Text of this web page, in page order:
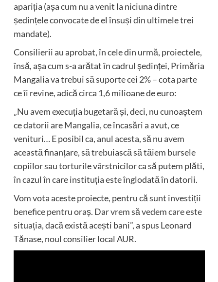
apariția (așa cum nu a venit la niciuna dintre
ședințele convocate de el însuși din ultimele trei
mandate).
Consilierii au aprobat, în cele din urmă, proiectele,
însă, așa cum s-a arătat în cadrul ședinței, Primăria
Mangalia va trebui să suporte cei 2% – cota parte
ce îi revine, adică circa 1,6 milioane de euro:
„Nu avem execuția bugetară și, deci, nu cunoaștem
ce datorii are Mangalia, ce încasări a avut, ce
venituri… E posibil ca, anul acesta, să nu avem
această finanțare, să trebuiască să tăiem bursele
copiilor sau torturile vârstnicilor ca să putem plăti,
în cazul în care instituția este înglodată în datorii.
Vom vota aceste proiecte, pentru că sunt investiții
benefice pentru oraș. Dar vrem să vedem care este
situația, dacă există acești bani”, a spus Leonard
Tănase, noul consilier local AUR.